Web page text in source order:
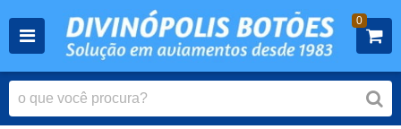
0